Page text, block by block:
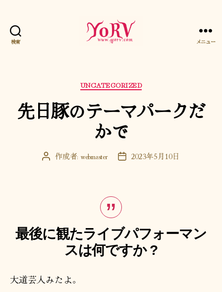
検索 メニュー
カ
テ
リ
ー
UNCATEGORIZED
先日豚のテーマパークだ
かで
投 作成者: webmaster
投 2023年5月10日
最後に観たライブパフォーマン
スは何ですか ?
大道芸人みたよ。